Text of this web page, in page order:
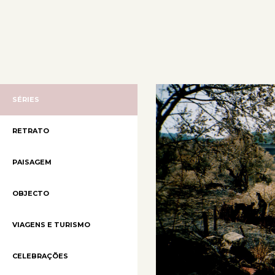
SÉRIES
RETRATO
PAISAGEM
OBJECTO
VIAGENS E TURISMO
CELEBRAÇÕES